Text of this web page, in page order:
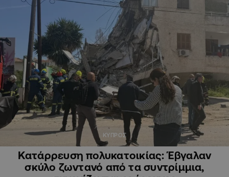
ΚΥΠΡΟΣ
Κατάρρευση πολυκατοικίας: Έβγαλαν
σκύλο ζωντανό από τα συντρίμμια,